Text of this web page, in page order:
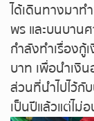
ถ่ายทอดสดห
ถ่ายทอดสด
หวยหุ้นสด
ได้เดินทางมา
พร และบนบาน
กำลังทำเรื่อง
บาท เพื่อนำเงิ
ส่วนที่นำไปไว้กั
เป็นปีแล้วแต่ไม่